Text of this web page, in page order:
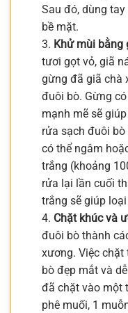
Sau đó, dùng
bề mặt.
3. Khử mùi bằng
tươi gọt vỏ, giã
gừng đã giã chà
đuôi bò. Gừng
mạnh mẽ sẽ
rửa sạch đuôi
có thể ngâm
trắng (khoảng
rửa lại lần cuối
trắng sẽ giúp
4. Chặt khúc và
đuôi bò thành
xương. Việc chặt
bò đẹp mắt và
đã chặt vào một
phê muối, 1